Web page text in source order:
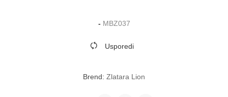
- MBZ037
Usporedi
Brend: Zlatara Lion